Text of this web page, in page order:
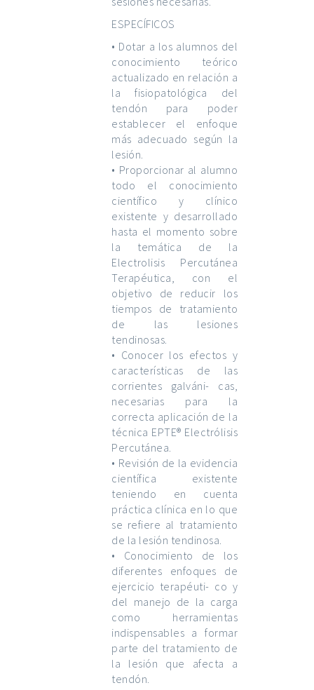
ESPECÍFICOS
• Dotar a los alumnos del
conocimiento teórico
actualizado en relación a
la fisiopatológica del
tendón para poder
establecer el enfoque
más adecuado según la
lesión.
• Proporcionar al alumno
todo el conocimiento
científico y clínico
existente y desarrollado
hasta el momento sobre
la temática de la
Electrolisis Percutánea
Terapéutica, con el
objetivo de reducir los
tiempos de tratamiento
de las lesiones
tendinosas.
• Conocer los efectos y
características de las
corrientes galváni- cas,
necesarias para la
correcta aplicación de la
técnica EPTE® Electrólisis
Percutánea.
• Revisión de la evidencia
científica existente
teniendo en cuenta
práctica clínica en lo que
se refiere al tratamiento
de la lesión tendinosa.
• Conocimiento de los
diferentes enfoques de
ejercicio terapéuti- co y
del manejo de la carga
como herramientas
indispensables a formar
parte del tratamiento de
la lesión que afecta a
tendón.